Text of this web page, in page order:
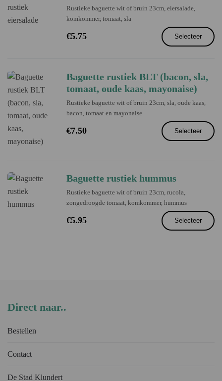
Rustieke baguette wit of bruin 23cm, eiersalade,
komkommer, tomaat, sla
€5.75 Selecteer
Baguette rustiek BLT (bacon, sla,
tomaat, oude kaas, mayonaise)
Rustieke baguette wit of bruin 23cm, sla, oude kaas,
bacon, tomaat en mayonaise
€7.50 Selecteer
Baguette rustiek hummus
Rustieke baguette wit of bruin 23cm, rucola,
zongedroogde tomaat, komkommer, hummus
€5.95 Selecteer
Direct naar..
Bestellen
Contact
De Stad Klundert